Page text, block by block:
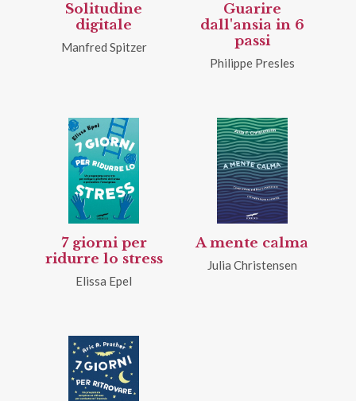
Solitudine
digitale
Manfred Spitzer
Guarire
dall'ansia in 6
passi
Philippe Presles
7 giorni per
ridurre lo stress
Elissa Epel
A mente calma
Julia Christensen